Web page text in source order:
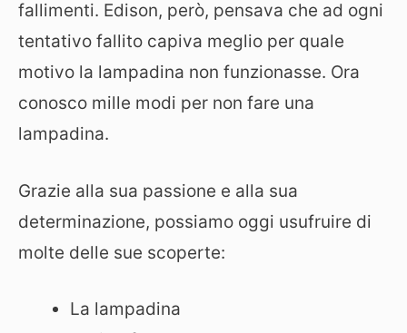
fallimenti. Edison, però, pensava che ad ogni
tentativo fallito capiva meglio per quale
motivo la lampadina non funzionasse. Ora
conosco mille modi per non fare una
lampadina.
Grazie alla sua passione e alla sua
determinazione, possiamo oggi usufruire di
molte delle sue scoperte:
La lampadina